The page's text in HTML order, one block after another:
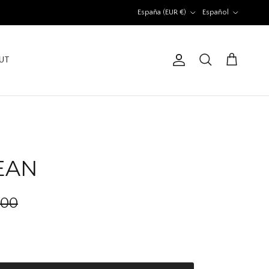
España (EUR €)
Español
CuentaBuscar Carrito